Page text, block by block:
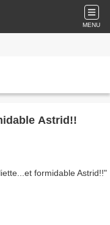
MENU
Astrid!!